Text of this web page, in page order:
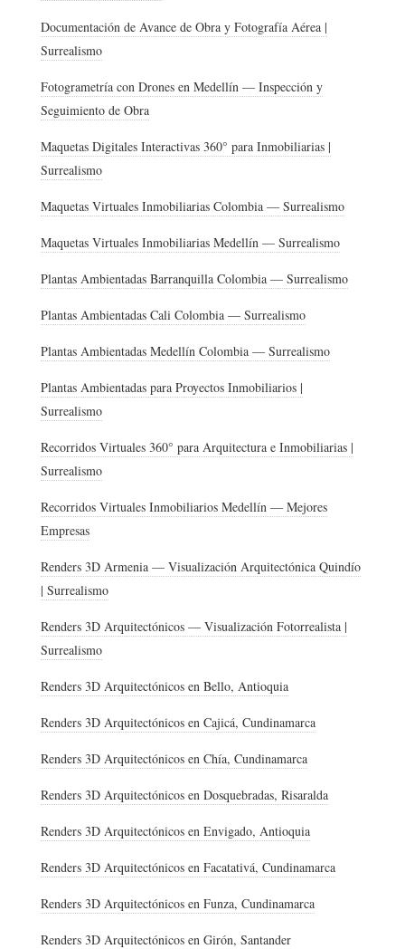
Documentación de Avance de Obra y Fotografía Aérea |
Surrealismo
Fotogrametría con Drones en Medellín — Inspección y
Seguimiento de Obra
Maquetas Digitales Interactivas 360° para Inmobiliarias |
Surrealismo
Maquetas Virtuales Inmobiliarias Colombia — Surrealismo
Maquetas Virtuales Inmobiliarias Medellín — Surrealismo
Plantas Ambientadas Barranquilla Colombia — Surrealismo
Plantas Ambientadas Cali Colombia — Surrealismo
Plantas Ambientadas Medellín Colombia — Surrealismo
Plantas Ambientadas para Proyectos Inmobiliarios |
Surrealismo
Recorridos Virtuales 360° para Arquitectura e Inmobiliarias |
Surrealismo
Recorridos Virtuales Inmobiliarios Medellín — Mejores
Empresas
Renders 3D Armenia — Visualización Arquitectónica Quindío
| Surrealismo
Renders 3D Arquitectónicos — Visualización Fotorrealista |
Surrealismo
Renders 3D Arquitectónicos en Bello, Antioquia
Renders 3D Arquitectónicos en Cajicá, Cundinamarca
Renders 3D Arquitectónicos en Chía, Cundinamarca
Renders 3D Arquitectónicos en Dosquebradas, Risaralda
Renders 3D Arquitectónicos en Envigado, Antioquia
Renders 3D Arquitectónicos en Facatativá, Cundinamarca
Renders 3D Arquitectónicos en Funza, Cundinamarca
Renders 3D Arquitectónicos en Girón, Santander